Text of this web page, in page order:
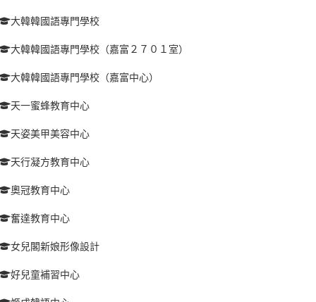
大韓韓國語專門學校
大韓韓國語專門學校（嘉富２７０１室）
大韓韓國語專門學校（嘉富中心）
天一蜜蜂教育中心
天姿美甲美容中心
天行凝方教育中心
奧冠教育中心
奮達教育中心
女兒閣新娘形像設計
好兒童補習中心